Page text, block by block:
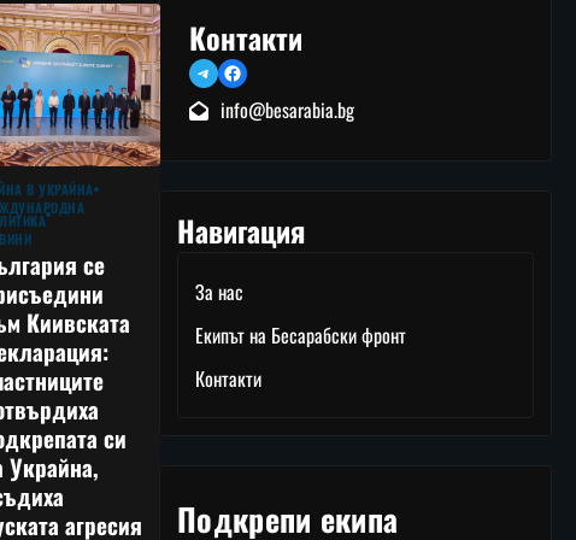
В УКРАЙНА
се
Киивската
си
Украйна,
агресия
Контакти
TelegramFacebook
info@besarabia.bg
Навигация
За нас
Екипът на Бесарабски фронт
Контакти
Подкрепи екипа